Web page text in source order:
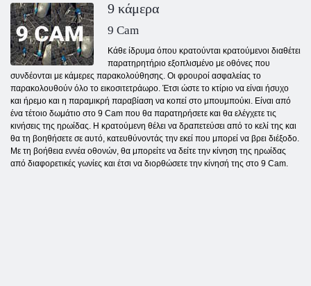
9 κάμερα
9 Cam
Κάθε ίδρυμα όπου κρατούνται κρατούμενοι διαθέτει
παρατηρητήριο εξοπλισμένο με οθόνες που
συνδέονται με κάμερες παρακολούθησης. Οι φρουροί ασφαλείας το
παρακολουθούν όλο το εικοσιτετράωρο. Έτσι ώστε το κτίριο να είναι ήσυχο
και ήρεμο και η παραμικρή παραβίαση να κοπεί στο μπουμπούκι. Είναι από
ένα τέτοιο δωμάτιο στο 9 Cam που θα παρατηρήσετε και θα ελέγχετε τις
κινήσεις της ηρωίδας. Η κρατούμενη θέλει να δραπετεύσει από το κελί της και
θα τη βοηθήσετε σε αυτό, κατευθύνοντάς την εκεί που μπορεί να βρει διέξοδο.
Με τη βοήθεια εννέα οθονών, θα μπορείτε να δείτε την κίνηση της ηρωίδας
από διαφορετικές γωνίες και έτσι να διορθώσετε την κίνησή της στο 9 Cam.